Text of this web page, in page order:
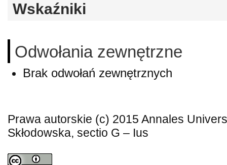
Wskaźniki
Odwołania zewnętrzne
Brak odwołań zewnętrznych
Prawa autorskie (c) 2015 Annales
Skłodowska, sectio G – Ius